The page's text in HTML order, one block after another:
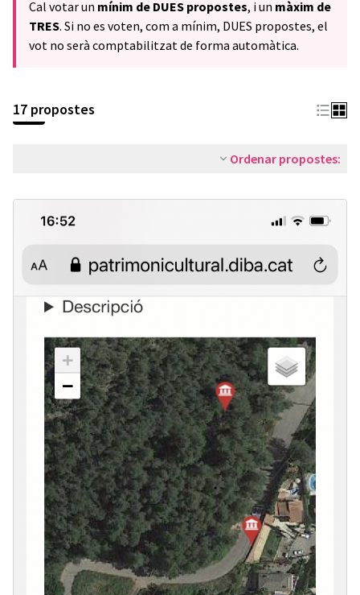
Cal votar un mínim de DUES propostes, i un màxim de
TRES. Si no es voten, com a mínim, DUES propostes, el
vot no serà comptabilitzat de forma automàtica.
17 propostes
Ordenar propostes: